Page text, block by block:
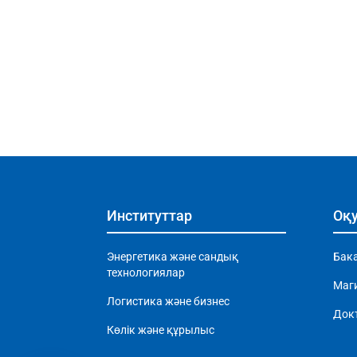
Институттар
Энергетика және сандық
технологиялар
Логистика және бизнес
Көлік және құрылыс